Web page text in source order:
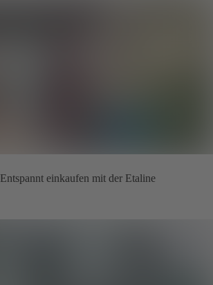
Entspannt einkaufen mit der Etaline